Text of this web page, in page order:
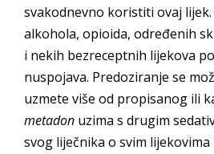
svakodnevno koristiti ovaj lijek.
alkohola, opioida, određenih
i nekih bezreceptnih lijekova
nuspojava. Predoziranje se
uzmete više od propisanog ili
metadon uzima s drugim
svog liječnika o svim lijekovima